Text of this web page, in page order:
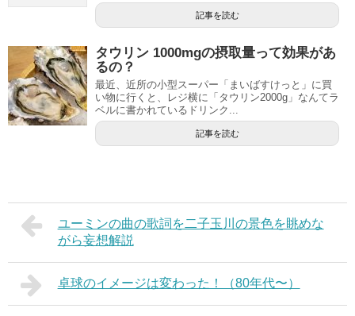
記事を読む
タウリン 1000mgの摂取量って効果があ
るの？
最近、近所の小型スーパー「まいばすけっと」に買
い物に行くと、レジ横に「タウリン2000g」なんてラ
ベルに書かれているドリンク...
記事を読む
ユーミンの曲の歌詞を二子玉川の景色を眺めな
がら妄想解説
卓球のイメージは変わった！（80年代〜）